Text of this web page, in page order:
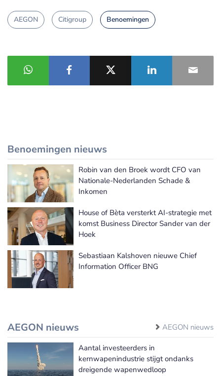
AEGON Citigroup Benoemingen
Benoemingen nieuws
Meer Benoemingen nieuws
Robin van den Broek wordt CFO van
Nationale-Nederlanden Schade &
Inkomen
House of Bèta versterkt AI-strategie met
komst Business Director Sander van der
Hoek
Sebastiaan Kalshoven nieuwe Chief
Information Officer BNG
AEGON nieuws AEGON nieuws
Aantal investeerders in
kernwapenindustrie stijgt ondanks
dreigende wapenwedloop